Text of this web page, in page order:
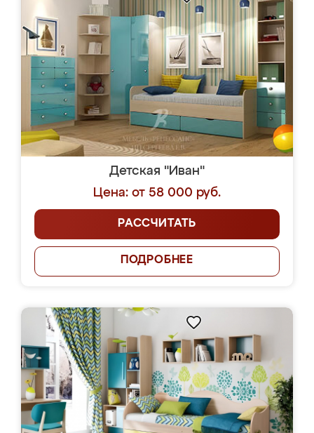
Детская "Иван"
Цена: от 58 000 руб.
РАССЧИТАТЬ
ПОДРОБНЕЕ